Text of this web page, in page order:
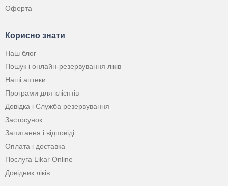
Оферта
Корисно знати
Наш блог
Пошук і онлайн-резервування ліків
Наші аптеки
Програми для клієнтів
Довідка і Служба резервування
Застосунок
Запитання і відповіді
Оплата і доставка
Послуга Likar Online
Довідник ліків